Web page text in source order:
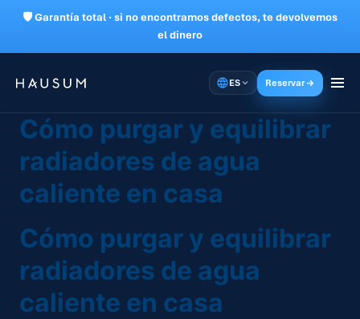
🛡 Garantía total · si no encontramos defectos, te devolvemos
el dinero
ES Reservar
Cómo purgar y equilibrar
radiadores de agua
caliente en casa
Cómo purgar y equilibrar
radiadores de agua
caliente en casa